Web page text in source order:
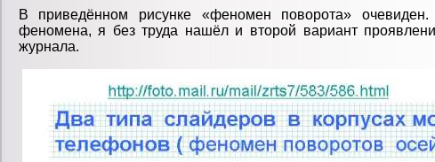
В приведённом рисунке «феномен поворота»
феномена, я без труда нашёл и второй вариант
журнала.